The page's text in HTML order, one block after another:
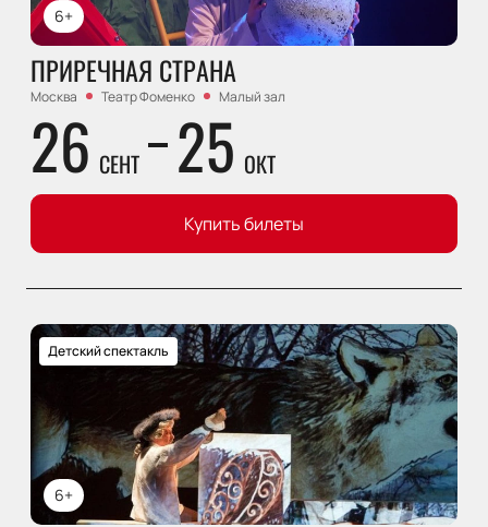
6+
ПРИРЕЧНАЯ СТРАНА
Москва Театр Фоменко Малый зал
26 СЕНТ 25 ОКТ
Купить билеты
6+
Детский спектакль